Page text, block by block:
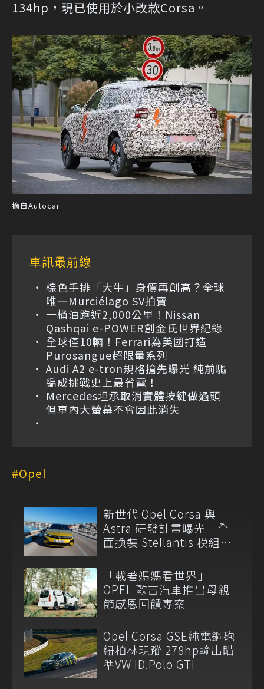
134hp，現已使用於小改款Corsa。
摘自Autocar
車訊最前線
棕色手排「大牛」身價再創高？全球
唯一Murciélago SV拍賣
一桶油跑近2,000公里！Nissan
Qashqai e-POWER創金氏世界紀錄
全球僅10輛！Ferrari為美國打造
Purosangue超限量系列
Audi A2 e-tron規格搶先曝光 純前驅
編成挑戰史上最省電！
Mercedes坦承取消實體按鍵做過頭
但車內大螢幕不會因此消失
Opel
新世代 Opel Corsa 與
Astra 研發計畫曝光 全
面換裝 Stellantis 模組化
「載著媽媽看世界」
OPEL 歐吉汽車推出母親
節感恩回饋專案
Opel Corsa GSE純電鋼砲
紐柏林現蹤 278hp輸出瞄
準VW ID.Polo GTI